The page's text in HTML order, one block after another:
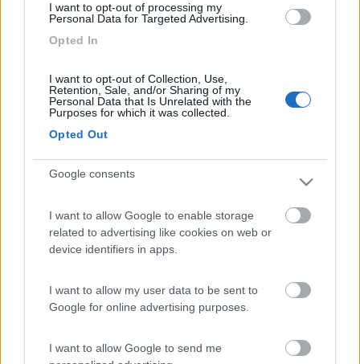
I want to opt-out of processing my
Personal Data for Targeted Advertising.
Opted In
I want to opt-out of Collection, Use,
Retention, Sale, and/or Sharing of my
Personal Data that Is Unrelated with the
Purposes for which it was collected.
Opted Out
Google consents
I want to allow Google to enable storage
related to advertising like cookies on web or
device identifiers in apps.
I want to allow my user data to be sent to
Google for online advertising purposes.
I want to allow Google to send me
Inserito il24/06/2006 alle:15:37:10
CORREZIONE [:0]L'AREA A SAINT-MICHEL E ' SULLA DESTRA E
NO SULLA SX COME HO SCRITTO PRIMA !!!
Area Sosta Camper Orobie
gialloaldeba...
-
mi sono appena iscritto al sito e subito becco un tipo cordiale e